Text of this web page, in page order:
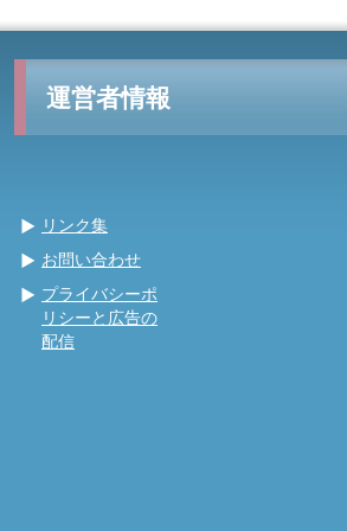
運営者情報
リンク集
お問い合わせ
プライバシーポ
リシーと広告の
配信